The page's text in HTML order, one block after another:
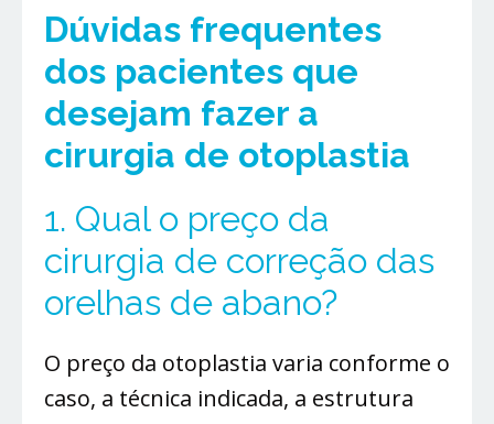
Dúvidas frequentes
dos pacientes que
desejam fazer a
cirurgia de otoplastia
1. Qual o preço da
cirurgia de correção das
orelhas de abano?
O preço da otoplastia varia conforme o
caso, a técnica indicada, a estrutura